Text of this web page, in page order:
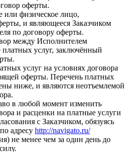
оферты.
или физическое лицо,
и являющееся Заказчиком
по договору оферты.
между Исполнителем
платных услуг, заключённый
услуг на условиях договора
оферты. Перечень платных
ниже, и являются неотъемлемой
в любой момент изменить
и расценки на платные услуги
с Заказчиком, обязуясь
адресу http://navigato.ru/
не менее чем за один день до